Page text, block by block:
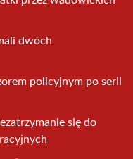
dwóch
policyjnym po serii
się do